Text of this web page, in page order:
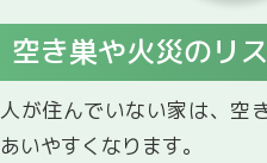
空き巣や火災のリ
人が住んでいない家は、空
あいやすくなります。